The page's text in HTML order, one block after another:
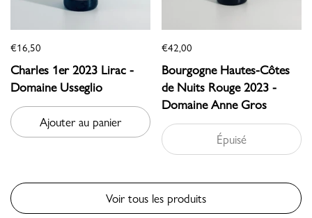
€16,50
Charles 1er 2023 Lirac -
Domaine Usseglio
Ajouter au panier
€42,00
Bourgogne Hautes-Côtes
de Nuits Rouge 2023 -
Domaine Anne Gros
Épuisé
Voir tous les produits